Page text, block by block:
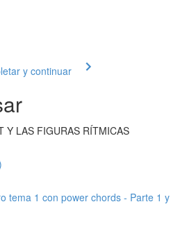
y continuar
Y LAS FIGURAS RÍTMICAS
tema 1 con power chords - Parte 1 y